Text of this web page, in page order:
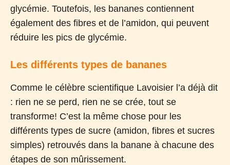
glycémie. Toutefois, les bananes contiennent
également des fibres et de l’amidon, qui peuvent
réduire les pics de glycémie.
Les différents types de bananes
Comme le célèbre scientifique Lavoisier l’a déjà dit
: rien ne se perd, rien ne se crée, tout se
transforme! C’est la même chose pour les
différents types de sucre (amidon, fibres et sucres
simples) retrouvés dans la banane à chacune des
étapes de son mûrissement.